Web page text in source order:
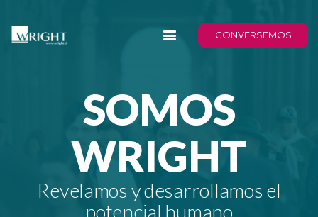
CONVERSEMOS
SOMOS
WRIGHT
Revelamos y desarrollamos el
potencial humano